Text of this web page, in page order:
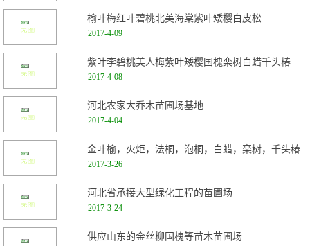
榆叶梅红叶碧桃北美海棠紫叶矮樱白皮松
2017-4-09
紫叶李碧桃美人梅紫叶矮樱国槐栾树白蜡千头椿
2017-4-08
河北农家大乔木苗圃场基地
2017-4-04
金叶榆，火炬，法桐，泡桐，白蜡，栾树，千头椿
2017-3-26
河北省承接大型绿化工程的苗圃场
2017-3-24
供应山东的金丝柳国槐等苗木苗圃场